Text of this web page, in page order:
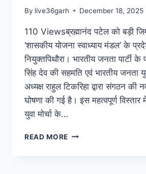
By live36garh December 18, 2025
110 Viewsब्रह्मानंद पटेल को बड़ी
‘शासकीय योजना स्वाध्याय मंडल’ के
नियुक्तपिथौरा। भारतीय जनता पार्टी
सिंह देव की सहमति एवं भारतीय जनता
अध्यक्ष राहुल टिकरिहा द्वारा संगठन की
घोषणा की गई है। इस महत्वपूर्ण विस्तार
युवा मोर्चा के…
READ MORE